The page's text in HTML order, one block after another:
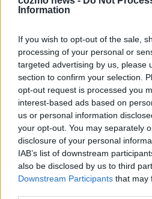
Information
If you wish to opt-out of the sale,
processing of your personal or
targeted advertising by us, please
section to confirm your selection.
opt-out request is processed you
interest-based ads based on
us or personal information
your opt-out. You may separately
disclosure of your personal
IAB’s list of downstream
also be disclosed by us to third
Downstream Participants that may
KEINE NEWS MEHR VERPASSEN
ANZEIGE